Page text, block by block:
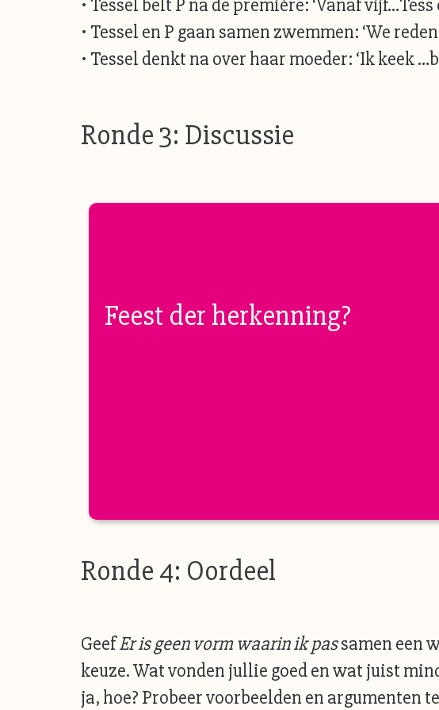
• Tessel belt P na de première: ‘Vanaf vijf…Tess
• Tessel en P gaan samen zwemmen: ‘We
• Tessel denkt na over haar moeder: ‘Ik keek
Ronde 3: Discussie
Feest der herkenning?
Ronde 4: Oordeel
GeefEr is geen vorm waarin ik passamen een
keuze. Wat vonden jullie goed en wat juist
ja, hoe? Probeer voorbeelden en argumenten